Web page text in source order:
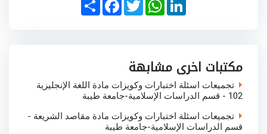
h
a
a
c
w
i
h
a
p
p
i
n
n
مكتبات اخرى مشابهة
تجميعات اسئلة اختبارات وكويزات مادة اللغة الإنجليزية
102 - قسم الدراسات الإسلامية-جامعة طيبة
تجميعات اسئلة اختبارات وكويزات مادة مقاصد الشريعة -
قسم الدراسات الإسلامية-جامعة طيبة